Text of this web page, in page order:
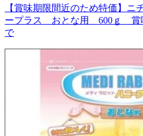
【賞味期限間近のため特価】
ープラス おとな用 600ｇ 賞味
で